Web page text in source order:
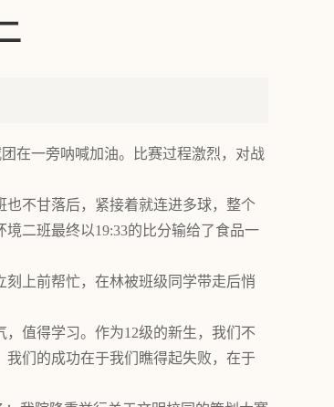
在一旁呐喊加油。比赛过程激烈，对战
不甘落后，紧接着就连进多球，整个
二班最终以19:33的比分输给了食品一
上前帮忙，在林被班级同学带走后悄
值得学习。作为12级的新生，我们不
们的成功在于我们瞧得起失败，在于